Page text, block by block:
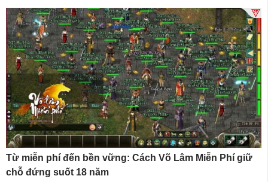
Từ miễn phí đến bền vững: Cách Võ Lâm Miễn Phí giữ
chỗ đứng suốt 18 năm